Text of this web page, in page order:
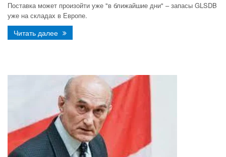
Поставка может произойти уже "в ближайшие дни" – запасы GLSDB
уже на складах в Европе.
Читать далее